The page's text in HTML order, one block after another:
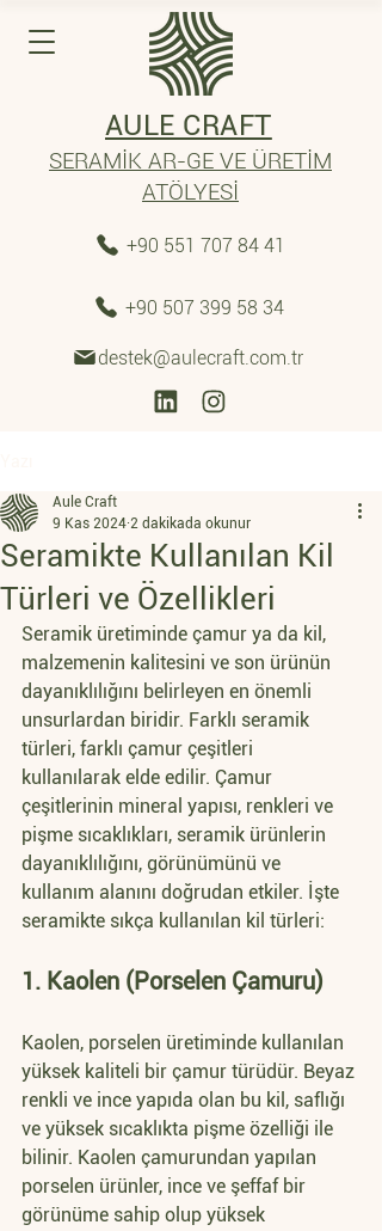
AULE CRAFT
SERAMİK AR-GE VE ÜRETİM
ATÖLYESİ
+90 507 399 58 34
destek@aulecraft.com.tr
+90 551 707 84 41
Seramikte Kullanılan Kil
Türleri ve Özellikleri
Aule Craft
9 Kas 2024 2 dakikada okunur
Seramik üretiminde çamur ya da kil,
malzemenin kalitesini ve son ürünün
dayanıklılığını belirleyen en önemli
unsurlardan biridir. Farklı seramik
türleri, farklı çamur çeşitleri
kullanılarak elde edilir. Çamur
çeşitlerinin mineral yapısı, renkleri ve
pişme sıcaklıkları, seramik ürünlerin
dayanıklılığını, görünümünü ve
kullanım alanını doğrudan etkiler. İşte
seramikte sıkça kullanılan kil türleri:
1. Kaolen (Porselen Çamuru)
Kaolen, porselen üretiminde kullanılan
yüksek kaliteli bir çamur türüdür. Beyaz
renkli ve ince yapıda olan bu kil, saflığı
ve yüksek sıcaklıkta pişme özelliği ile
bilinir. Kaolen çamurundan yapılan
porselen ürünler, ince ve şeffaf bir
görünüme sahip olup yüksek